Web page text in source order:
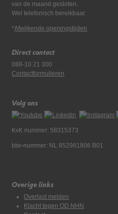
van de maand gesloten.
Wel telefonisch bereikbaar.
*Afwijkende openingstijden
Direct contact
088-10 21 300
Contactformulieren
Volg ons
KvK nummer: 58315373
btw-nummer: NL 852981806 B01
Overige links
Overlast melden
Klacht tegen OD NHN